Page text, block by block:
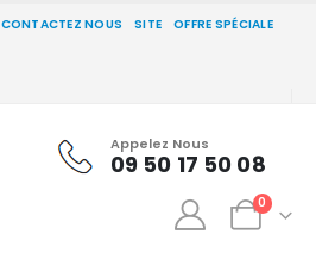
CONTACTEZ NOUS SITE OFFRE SPÉCIALE
Appelez Nous
09 50 17 50 08
0